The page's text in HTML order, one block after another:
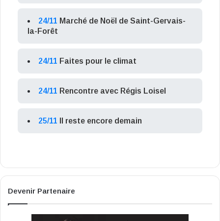
24/11 Marché de Noël de Saint-Gervais-
la-Forêt
24/11 Faites pour le climat
24/11 Rencontre avec Régis Loisel
25/11 Il reste encore demain
Devenir Partenaire